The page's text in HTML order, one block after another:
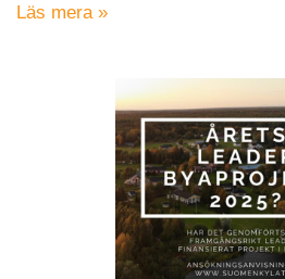
Läs mera »